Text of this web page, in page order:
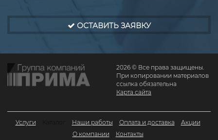
ОСТАВИТЬ ЗАЯВКУ
2026 © Все права защищены.
При копировании материалов
ссылка обязательна
Карта сайта
Услуги Наши работы Оплата и доставка
Акции
О компании
Контакты